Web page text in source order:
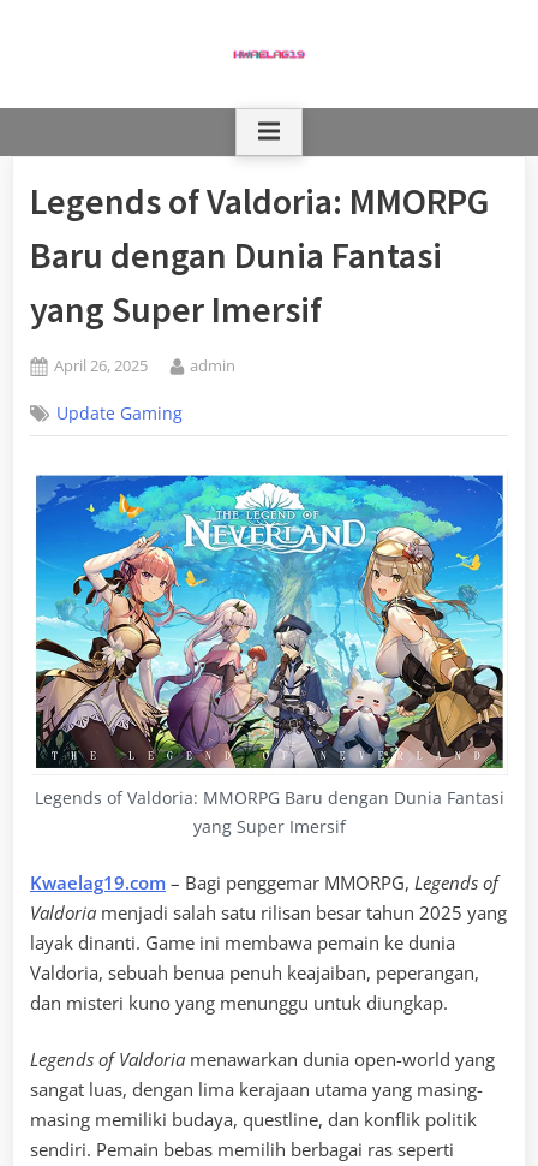
Legends of Valdoria: MMORPG
Baru dengan Dunia Fantasi
yang Super Imersif
Posted
April 26, 2025 By
admin
Update Gaming
Legends of Valdoria: MMORPG Baru dengan Dunia Fantasi
yang Super Imersif
Kwaelag19.com – Bagi penggemar MMORPG, Legends of
Valdoria menjadi salah satu rilisan besar tahun 2025 yang
layak dinanti. Game ini membawa pemain ke dunia
Valdoria, sebuah benua penuh keajaiban, peperangan,
dan misteri kuno yang menunggu untuk diungkap.
Legends of Valdoria menawarkan dunia open-world yang
sangat luas, dengan lima kerajaan utama yang masing-
masing memiliki budaya, questline, dan konflik politik
sendiri. Pemain bebas memilih berbagai ras seperti